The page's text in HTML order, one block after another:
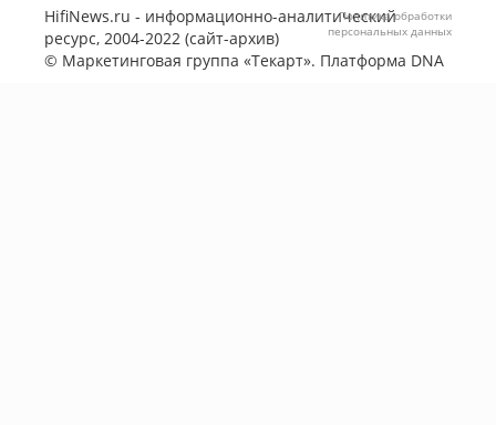
HifiNews.ru - информационно-аналитический
ресурс, 2004-2022 (сайт-архив)
© Маркетинговая группа «Текарт». Платформа DNA
Политика обработки
персональных данных